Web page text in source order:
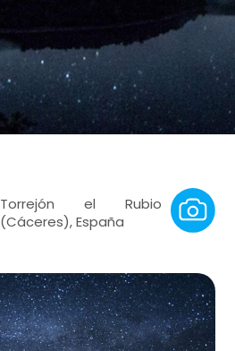
Torrejón el Rubio
(Cáceres), España